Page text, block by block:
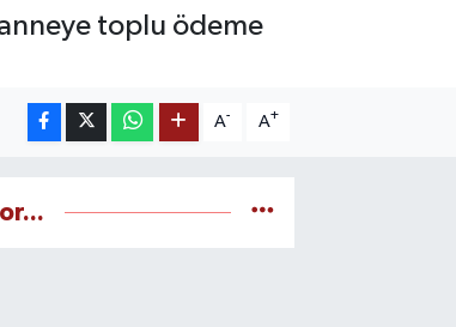
toplu ödeme
A- A+